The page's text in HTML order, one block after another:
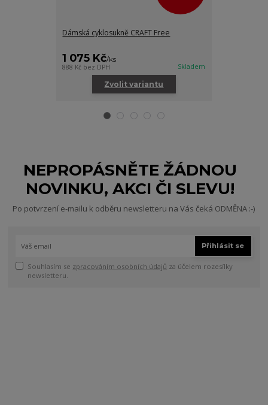
Dámská cyklosukně CRAFT Free
1 075 Kč/ks
888 Kč bez DPH Skladem
Zvolit variantu
NEPROPÁSNĚTE ŽÁDNOU
NOVINKU, AKCI ČI SLEVU!
Po potvrzení e-mailu k odběru newsletteru na Vás čeká ODMĚNA :-)
Přihlásit se
Souhlasím se zpracováním osobních údajů za účelem rozesílky
newsletteru.